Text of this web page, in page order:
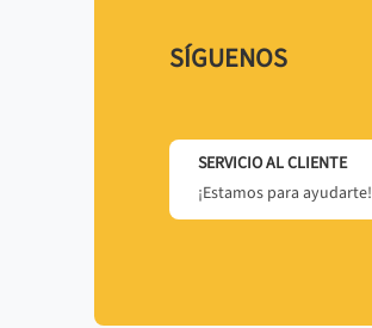
SÍGUENOS
SERVICIO AL CLIENTE
¡Estamos para